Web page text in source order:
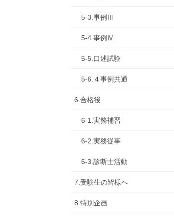
5-3.事例Ⅲ
5-4.事例Ⅳ
5-5.口述試験
5-6.４事例共通
6.合格後
6-1.実務補習
6-2.実務従事
6-3.診断士活動
7.受験生の皆様へ
8.特別企画